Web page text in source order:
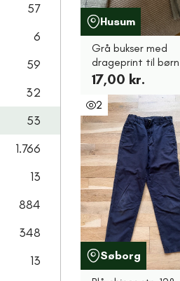
57
6
59
32
53
1.766
13
884
348
13
Husum
Grå bukser med
drageprint til børn
17,00 kr.
2
Søborg